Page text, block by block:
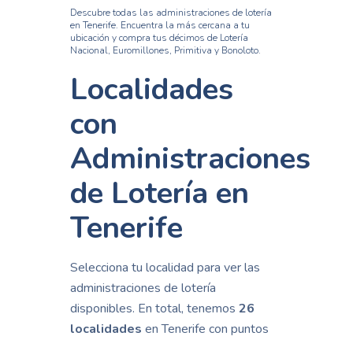
Descubre todas las administraciones de lotería
en Tenerife. Encuentra la más cercana a tu
ubicación y compra tus décimos de Lotería
Nacional, Euromillones, Primitiva y Bonoloto.
Localidades
con
Administraciones
de Lotería en
Tenerife
Selecciona tu localidad para ver las
administraciones de lotería
disponibles. En total, tenemos 26
localidades en Tenerife con puntos